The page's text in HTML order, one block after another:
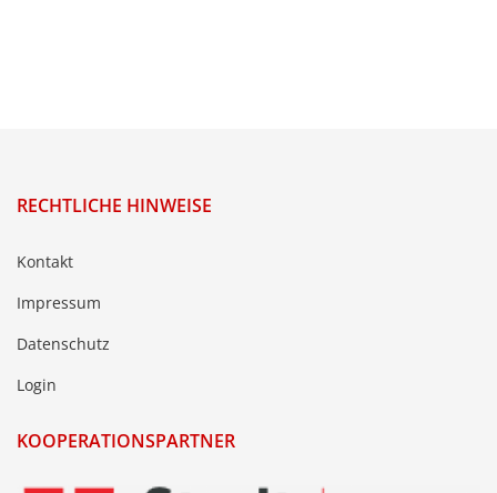
RECHTLICHE HINWEISE
Kontakt
Impressum
Datenschutz
Login
KOOPERATIONSPARTNER